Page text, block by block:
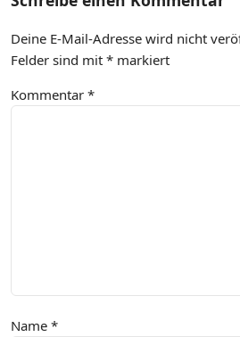
Deine E-Mail-Adresse wird nicht
Felder sind mit * markiert
Kommentar *
Name *